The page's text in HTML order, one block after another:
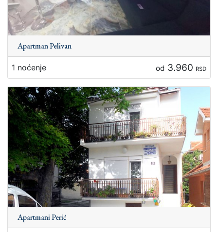
Apartman Pelivan
1 noćenje od 3.960 RSD
Apartmani Perić